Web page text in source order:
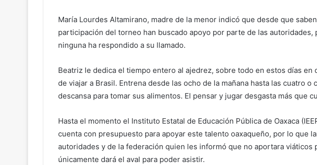
María Lourdes Altamirano, madre de la menor indicó que desde que
participación del torneo han buscado apoyo por parte de las autoridades,
ninguna ha respondido a su llamado.
Beatriz le dedica el tiempo entero al ajedrez, sobre todo en estos días en
de viajar a Brasil. Entrena desde las ocho de la mañana hasta las cuatro o
descansa para tomar sus alimentos. El pensar y jugar desgasta más que
Hasta el momento el Instituto Estatal de Educación Pública de Oaxaca
cuenta con presupuesto para apoyar este talento oaxaqueño, por lo que
autoridades y de la federación quien les informó que no aportara viáticos
únicamente dará el aval para poder asistir.